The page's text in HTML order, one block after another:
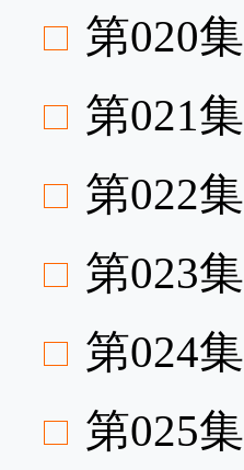
第020集
第021集
第022集
第023集
第024集
第025集